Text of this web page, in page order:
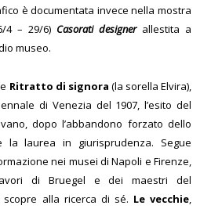
è documentata invece nella mostra
4 – 29/6) Casorati designerallestita a
museo.
Ritratto di signora (la sorella Elvira),
di Venezia del 1907, l’esito del
dopo l’abbandono forzato dello
laurea in giurisprudenza. Segue
nei musei di Napoli e Firenze,
di Bruegel e dei maestri del
alla ricerca di sé. Le vecchie